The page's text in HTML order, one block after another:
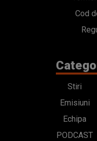
Cod
Stiri
Emisiuni
Echipa
PODCAST